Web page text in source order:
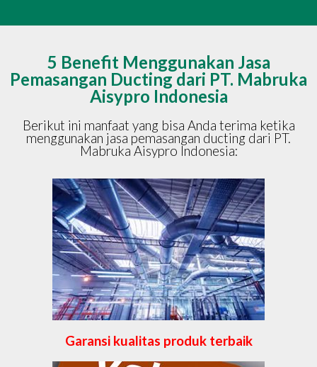
5 Benefit Menggunakan Jasa
Pemasangan Ducting dari PT. Mabruka
Aisypro Indonesia
Berikut ini manfaat yang bisa Anda terima ketika
menggunakan jasa pemasangan ducting dari PT.
Mabruka Aisypro Indonesia:
Garansi kualitas produk terbaik